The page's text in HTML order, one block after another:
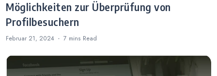
Möglichkeiten zur Überprüfung von
Profilbesuchern
Februar 21, 2024 7 mins Read